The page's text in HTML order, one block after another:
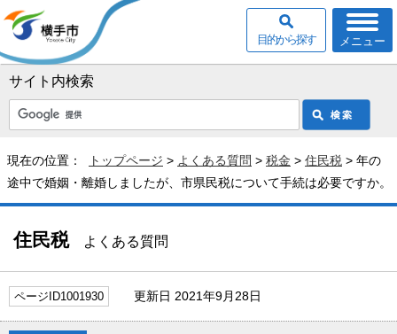
サイト内検索
メニュー
目的から探す
現在の位置： トップページ > よくある質問 > 税金 > 住民税 > 年の
途中で婚姻・離婚しましたが、市県民税について手続は必要ですか。
住民税よくある質問
ページID1001930 更新日 2021年9月28日